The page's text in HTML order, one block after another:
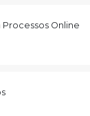
Processos Online